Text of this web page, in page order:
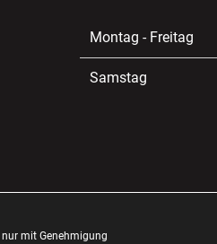
Montag - Freitag
Samstag
mit Genehmigung